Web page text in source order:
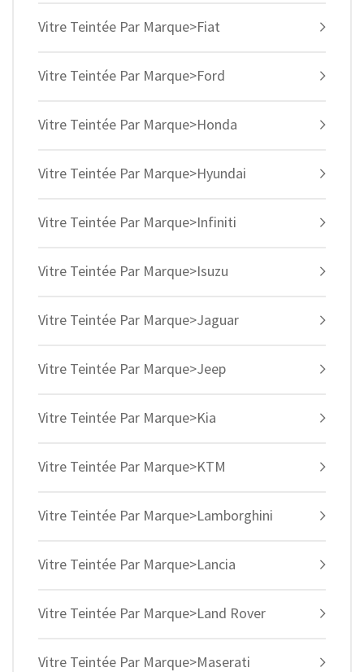
Vitre Teintée Par Marque>Fiat
Vitre Teintée Par Marque>Ford
Vitre Teintée Par Marque>Honda
Vitre Teintée Par Marque>Hyundai
Vitre Teintée Par Marque>Infiniti
Vitre Teintée Par Marque>Isuzu
Vitre Teintée Par Marque>Jaguar
Vitre Teintée Par Marque>Jeep
Vitre Teintée Par Marque>Kia
Vitre Teintée Par Marque>KTM
Vitre Teintée Par Marque>Lamborghini
Vitre Teintée Par Marque>Lancia
Vitre Teintée Par Marque>Land Rover
Vitre Teintée Par Marque>Maserati